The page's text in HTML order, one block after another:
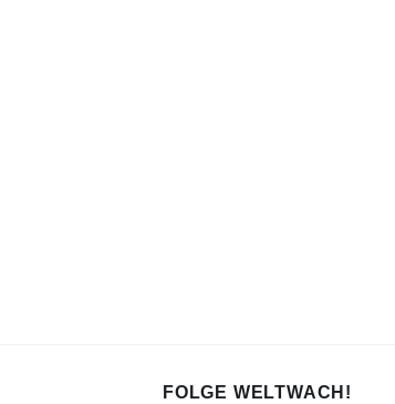
FOLGE WELTWACH!